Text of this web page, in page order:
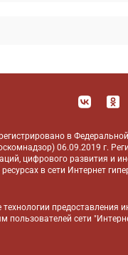
в
06.09.2019 г.
цифрового развития и
в сети Интернет
предоставления
пользователей сети